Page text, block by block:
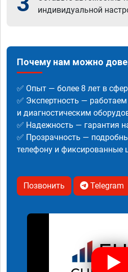
индивидуальной
Почему нам можно
✅ Опыт — более 8 лет в
✅ Экспертность —
и диагностическим
✅ Надежность — гарантия
✅ Прозрачность —
телефону и фиксированные
Позвонить Telegram